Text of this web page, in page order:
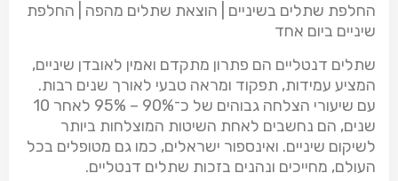
החלפת שתלים בשיניים | הוצאת שתלים מהפה | החלפת
שיניים ביום אחד
שתלים דנטליים הם פתרון מתקדם ואמין לאובדן שיניים,
המציע עמידות, תפקוד ומראה טבעי לאורך שנים רבות.
עם שיעורי הצלחה גבוהים של כ־95% – 90%
לאחר 10
שנים, הם נחשבים לאחת השיטות המוצלחות ביותר
לשיקום שיניים. ואינספור ישראלים, כמו גם מטופלים בכל
העולם, מחייכים ונהנים בזכות שתלים דנטליים.